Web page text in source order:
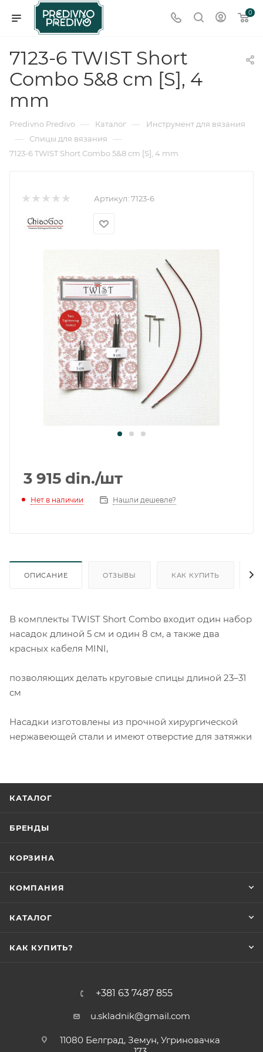
0
7123-6 TWIST Short
Combo 5&8 cm [S], 4
mm
Predivno Predivo — Каталог — Инструмент для вязания
— Спицы для вязания —
7123-6 TWIST Short Combo 5&8 cm [S], 4 mm
Артикул: 7123-6
3 915 din./шт
Нет в наличии Нашли дешевле?
ОПИСАНИЕ ОТЗЫВЫ КАК КУПИТЬ
В комплекты TWIST Short Combo входит один набор
насадок длиной 5 см и один 8 см, а также два
красных кабеля MINI,
позволяющих делать круговые спицы длиной 23–31
см
Насадки изготовлены из прочной хирургической
нержавеющей стали и имеют отверстие для затяжки
КАТАЛОГ
БРЕНДЫ
КОРЗИНА
КОМПАНИЯ
КАТАЛОГ
КАК КУПИТЬ?
+381 63 7487 855
u.skladnik@gmail.com
11080 Белград, Земун, Угриновачка